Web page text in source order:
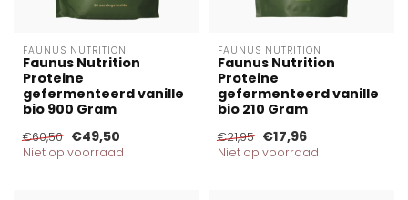
FAUNUS NUTRITION
Faunus Nutrition
Proteine
gefermenteerd vanille
bio 900 Gram
€60,50 €49,50
Niet op voorraad
FAUNUS NUTRITION
Faunus Nutrition
Proteine
gefermenteerd vanille
bio 210 Gram
€21,95 €17,96
Niet op voorraad